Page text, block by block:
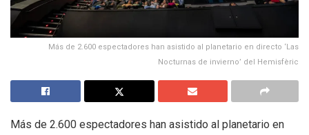
Más de 2.600 espectadores han asistido al planetario en directo ‘Las
Nocturnas de invierno’ del Hemisfèric
Más de 2.600 espectadores han asistido al planetario en